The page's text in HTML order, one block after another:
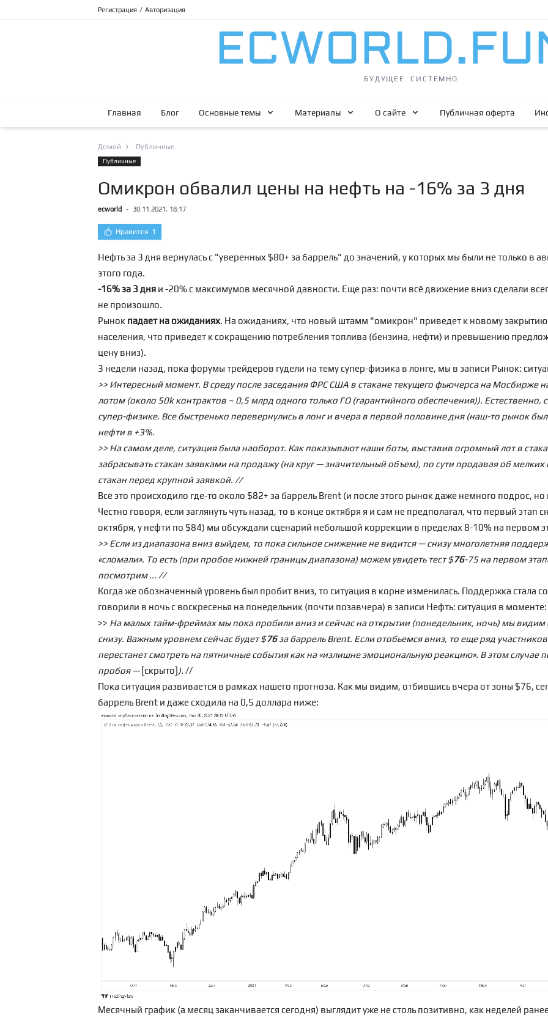
Регистрация / Авторизация
БУДУЩЕЕ. СИСТЕМНО
Главная Блог Основные темы Материалы О сайте Публичная оферта
Домой Публичные
Публичные
Омикрон обвалил цены на нефть на -16% за 3 дня
ecworld - 30.11.2021, 18:17
Нравится 1
Нефть за 3 дня вернулась с "уверенных $80+ за баррель" до значений, у которых мы были не только в
этого года.
-16% за 3 дня и -20% с максимумов месячной давности. Еще раз: почти всё движение вниз сделали
не произошло.
Рынок падает на ожиданиях. На ожиданиях, что новый штамм "омикрон" приведет к новому
населения, что приведет к сокращению потребления топлива (бензина, нефти) и превышению
цену вниз).
3 недели назад, пока форумы трейдеров гудели на тему супер-физика в лонге, мы в записи Рынок:
>> Интересный момент. В среду после заседания ФРС США в стакане текущего фьючерса на Мосбирже
лотом (около 50k контрактов ~ 0,5 млрд одного только ГО (гарантийного обеспечения)). Естественно,
супер-физике. Все быстренько перевернулись в лонг и вчера в первой половине дня (наш-то рынок
нефти в +3%.
>> На самом деле, ситуация была наоборот. Как показывают наши боты, выставив огромный лот в
забрасывать стакан заявками на продажу (на круг — значительный объем), по сути продавая об
стакан перед крупной заявкой. //
Всё это происходило где-то около $82+ за баррель Brent (и после этого рынок даже немного подрос,
Честно говоря, если заглянуть чуть назад, то в конце октября я и сам не предполагал, что первый этап
октября, у нефти по $84) мы обсуждали сценарий небольшой коррекции в пределах 8-10% на первом
>> Если из диапазона вниз выйдем, то пока сильное снижение не видится — снизу многолетняя
«сломали». То есть (при пробое нижней границы диапазона) можем увидеть тест $76-75 на первом
посмотрим ... //
Когда же обозначенный уровень был пробит вниз, то ситуация в корне изменилась. Поддержка стала
говорили в ночь с воскресенья на понедельник (почти позавчера) в записи Нефть: ситуация в моменте:
>> На малых тайм-фреймах мы пока пробили вниз и сейчас на открытии (понедельник, ночь) мы видим
снизу. Важным уровнем сейчас будет $76за баррель Brent. Если отобьемся вниз, то еще ряд
перестанет смотреть на пятничные события как на «излишне эмоциональную реакцию». В этом случае
пробоя — [скрыто] ). //
Пока ситуация развивается в рамках нашего прогноза. Как мы видим, отбившись вчера от зоны $76,
баррель Brent и даже сходила на 0,5 доллара ниже:
Месячный график (а месяц заканчивается сегодня) выглядит уже не столь позитивно, как неделей